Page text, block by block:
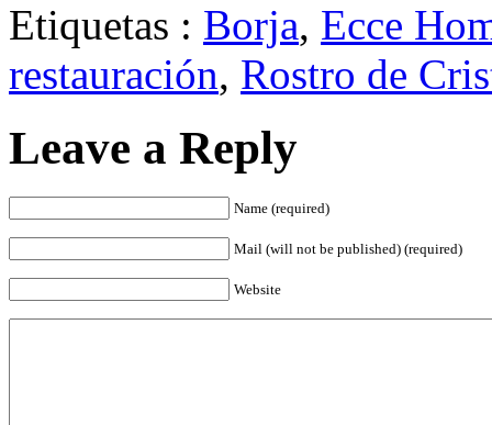
Etiquetas : Borja, Ecce
restauración, Rostro de
Leave a Reply
Name (required)
Mail (will not be published) (required)
Website